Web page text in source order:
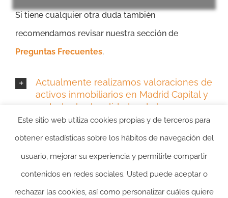
Si tiene cualquier otra duda también
recomendamos revisar nuestra sección de
Preguntas Frecuentes.
Actualmente realizamos valoraciones de
activos inmobiliarios en Madrid Capital y
en todas las localidades de la
Comunidad de Madrid:
Este sitio web utiliza cookies propias y de terceros para
obtener estadísticas sobre los hábitos de navegación del
usuario, mejorar su experiencia y permitirle compartir
contenidos en redes sociales. Usted puede aceptar o
rechazar las cookies, así como personalizar cuáles quiere